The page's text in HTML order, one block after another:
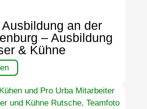
an der
– Ausbildung
& Kühne